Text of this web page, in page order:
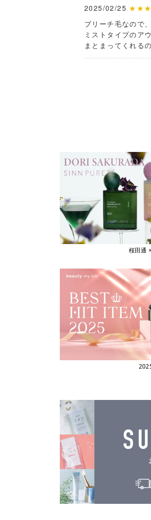
2025/02/25
ブリーチ毛なので
ミストタイプのア
まとまってくれる
桜田通